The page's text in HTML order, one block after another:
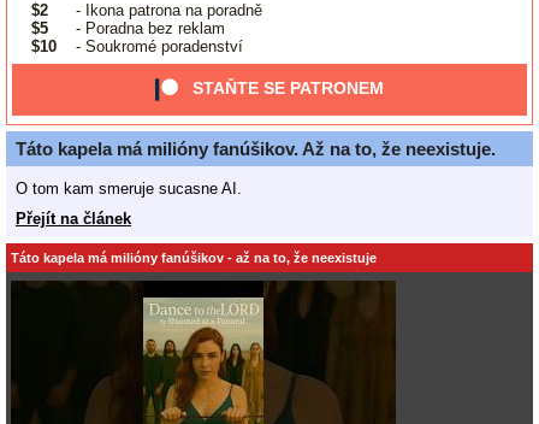
$2
- Ikona patrona na poradně
$5
- Poradna bez reklam
$10
- Soukromé poradenství
STAŇTE SE PATRONEM
Táto kapela má milióny fanúšikov. Až na to, že neexistuje.
O tom kam smeruje sucasne AI.
Přejít na článek
Táto kapela má milióny fanúšikov - až na to, že neexistuje